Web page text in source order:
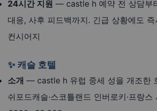
24시간 지원 — castle h 예약 전 상담부
대응, 사후 피드백까지. 긴급 상황에도
컨시어지
✨ 캐슬 호텔
소개 — castle h 유럽 중세 성을 개조한
쉬포드캐슬·스코틀랜드 인버로키·프랑스